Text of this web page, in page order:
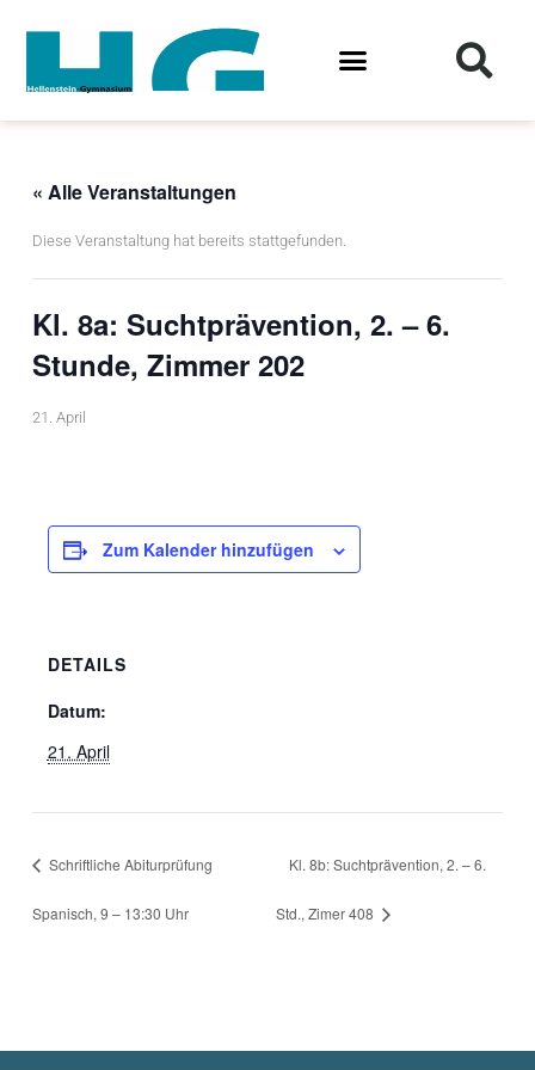
« Alle Veranstaltungen
Diese Veranstaltung hat bereits stattgefunden.
Kl. 8a: Suchtprävention, 2. – 6.
Stunde, Zimmer 202
21. April
Zum Kalender hinzufügen
DETAILS
Datum:
21. April
Schriftliche Abiturprüfung
Spanisch, 9 – 13:30 Uhr
Kl. 8b: Suchtprävention, 2. – 6.
Std., Zimer 408